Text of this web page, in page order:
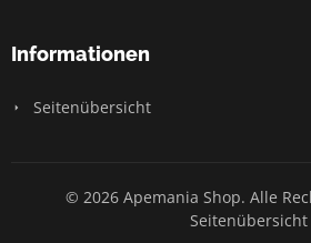
Informationen
Seitenübersicht
© 2026 Apemania Shop. Alle
Seitenübersicht